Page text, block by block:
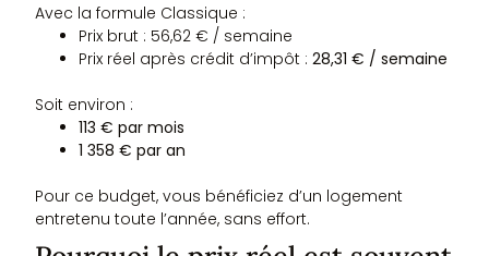
Avec la formule Classique :
Prix brut : 56,62 € / semaine
Prix réel après crédit d’impôt :28,31 € / semaine
Soit environ :
113 € par mois
1 358 € par an
Pour ce budget, vous bénéficiez d’un logement
entretenu toute l’année, sans effort.